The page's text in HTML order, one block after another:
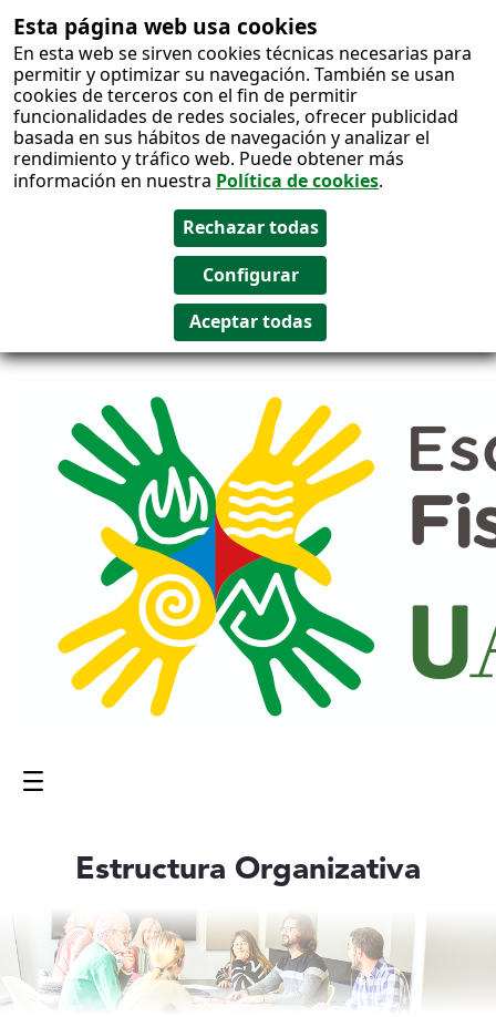
Esta página web usa cookies
En esta web se sirven cookies técnicas necesarias para
permitir y optimizar su navegación. También se usan
cookies de terceros con el fin de permitir
funcionalidades de redes sociales, ofrecer publicidad
basada en sus hábitos de navegación y analizar el
rendimiento y tráfico web. Puede obtener más
información en nuestra Política de cookies.
Salto al
contenido
Estructura Organizativa